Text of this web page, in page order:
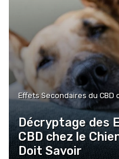
Effets Secondaires du CBD
Décryptage des
CBD chez le
Doit Savoir